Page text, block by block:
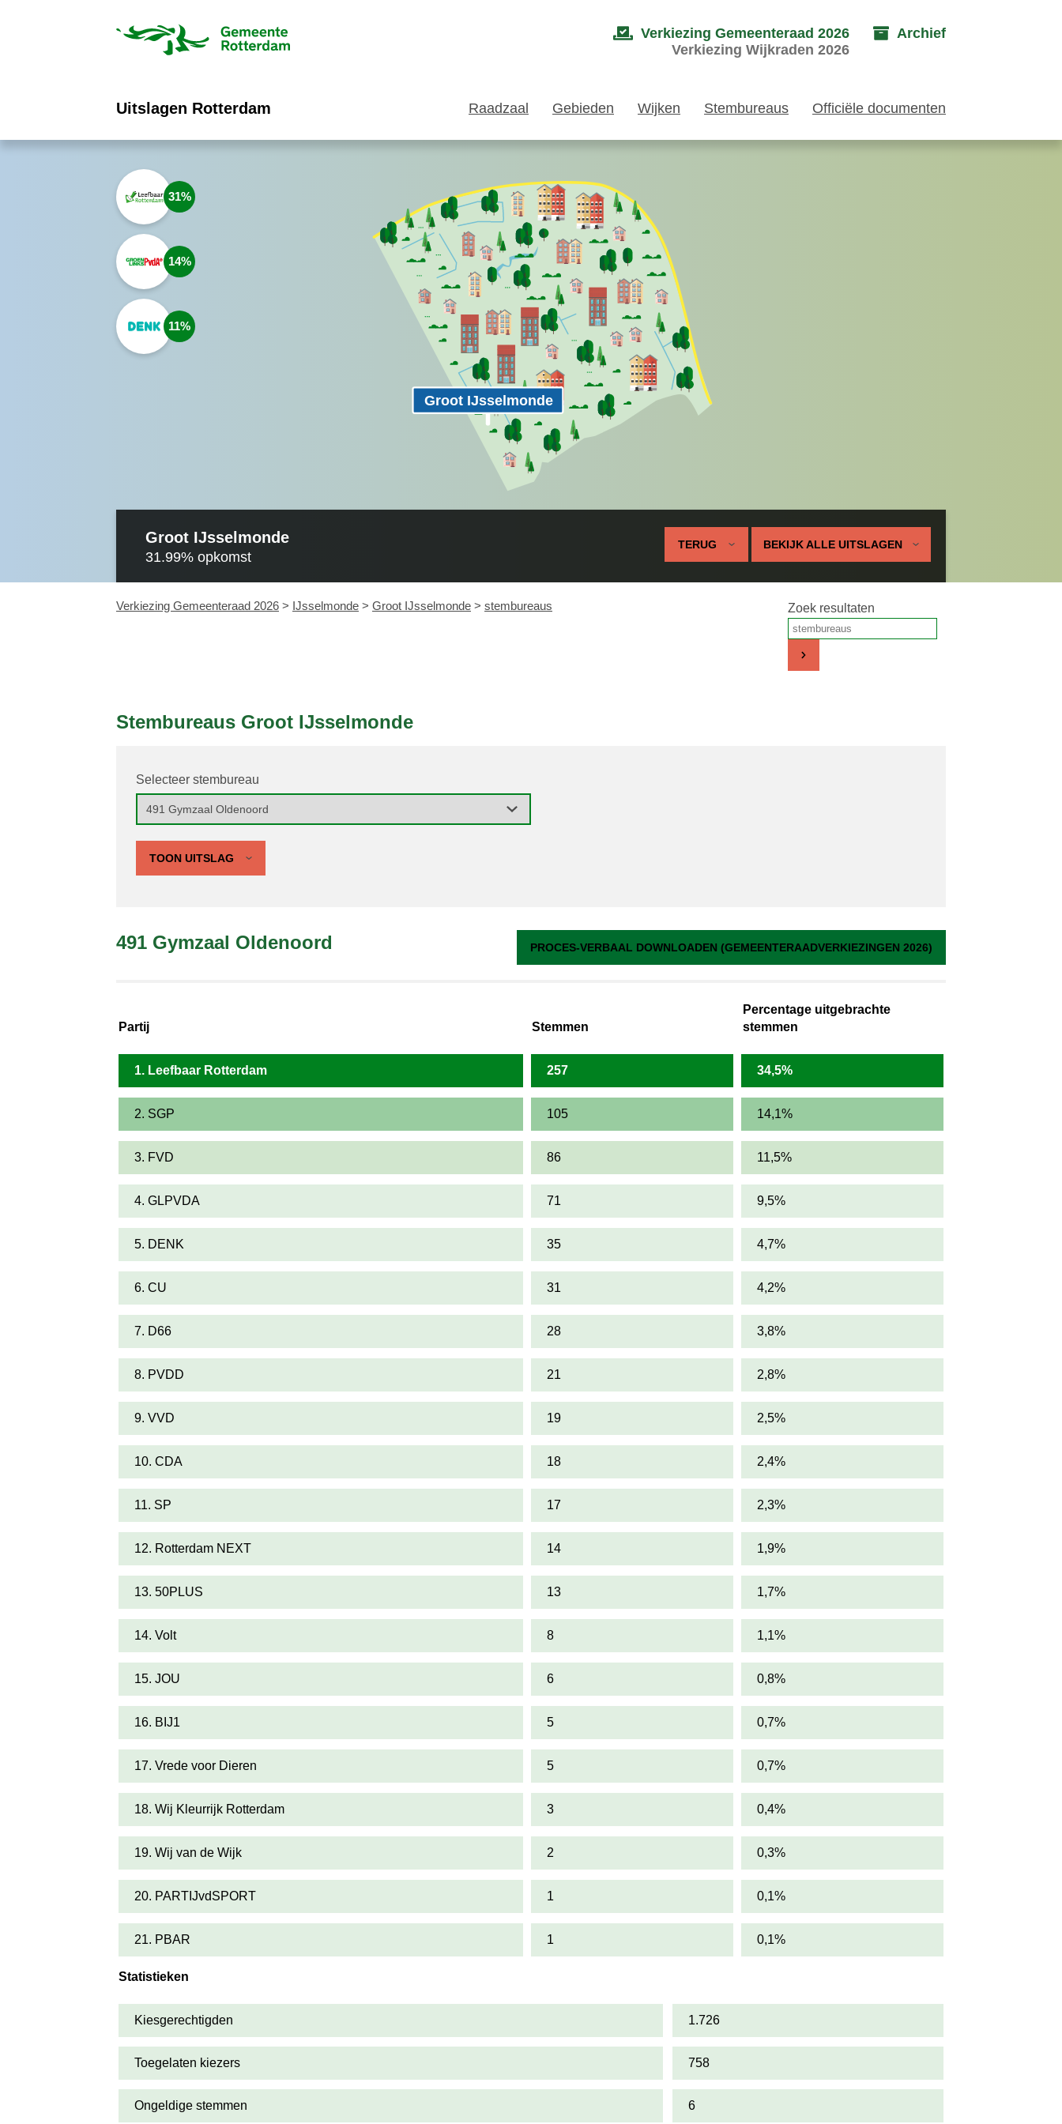
Verkiezing Gemeenteraad 2026
Verkiezing Wijkraden 2026
Archief
Uitslagen Rotterdam Raadzaal Gebieden Wijken Stembureaus Officiële documenten
Groot IJsselmonde
31
14
11
Groot IJsselmonde
31.99% opkomst
TERUG BEKIJK ALLE UITSLAGEN
Verkiezing Gemeenteraad 2026 > IJsselmonde > Groot IJsselmonde > stembureaus Zoek resultaten
Stembureaus Groot IJsselmonde
Selecteer stembureau
TOON UITSLAG
491 Gymzaal Oldenoord PROCES-VERBAAL DOWNLOADEN (GEMEENTERAADVERKIEZINGEN 2026)
Partij Stemmen
Percentage uitgebrachte
stemmen
1. Leefbaar Rotterdam 257 34,5%
2. SGP 105 14,1%
3. FVD 86 11,5%
4. GLPVDA 71 9,5%
5. DENK 35 4,7%
6. CU 31 4,2%
7. D66 28 3,8%
8. PVDD 21 2,8%
9. VVD 19 2,5%
10. CDA 18 2,4%
11. SP 17 2,3%
12. Rotterdam NEXT 14 1,9%
13. 50PLUS 13 1,7%
14. Volt 8 1,1%
15. JOU 6 0,8%
16. BIJ1 5 0,7%
17. Vrede voor Dieren 5 0,7%
18. Wij Kleurrijk Rotterdam 3 0,4%
19. Wij van de Wijk 2 0,3%
20. PARTIJvdSPORT 1 0,1%
21. PBAR 1 0,1%
Statistieken
Kiesgerechtigden 1.726
Toegelaten kiezers 758
Ongeldige stemmen 6